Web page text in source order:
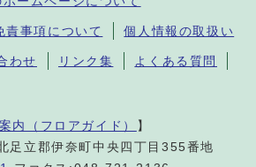
責事項について 個人情報の取扱い
わせ リンク集 よくある質問
内（フロアガイド） 】
足立郡伊奈町中央四丁目355番地